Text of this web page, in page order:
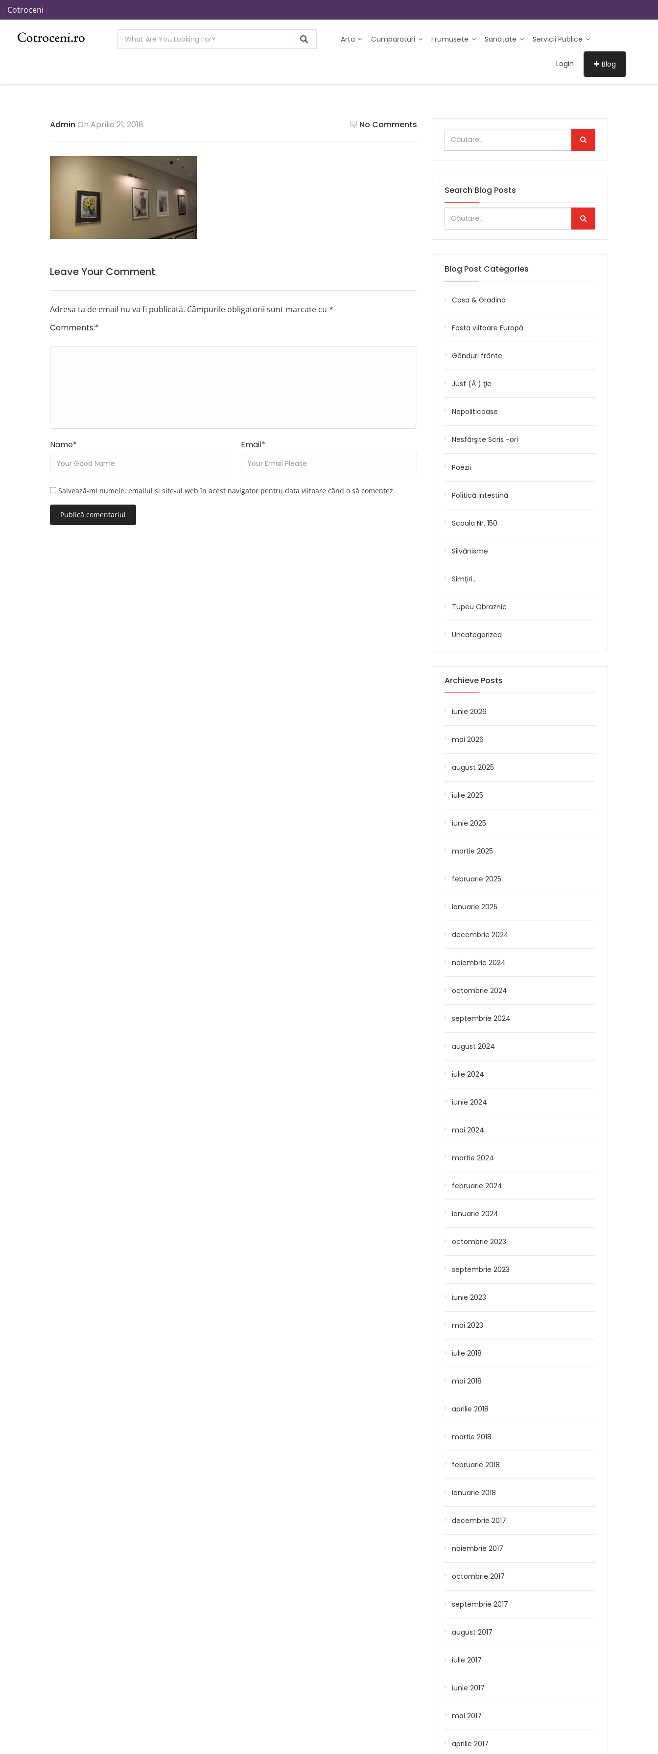
Cotroceni
Arta Cumparaturi Frumusete Sanatate Servicii Publice
Login Blog
Admin On Aprilie 21, 2018 No Comments
Leave Your Comment
Adresa ta de email nu va fi publicată. Câmpurile obligatorii sunt marcate cu *
Comments:*
Name* Email*
Salvează-mi numele, emailul și site-ul web în acest navigator pentru data viitoare când o să comentez.
Search Blog Posts
Blog Post Categories
Casa & Gradina
Fosta viitoare Europă
Gânduri frânte
Just (Ă ) ţie
Nepoliticoase
Nesfârşite Scris -ori
Poezii
Politică intestină
Scoala Nr. 150
Silvănisme
Simţiri…
Tupeu Obraznic
Uncategorized
Archieve Posts
iunie 2026
mai 2026
august 2025
iulie 2025
iunie 2025
martie 2025
februarie 2025
ianuarie 2025
decembrie 2024
noiembrie 2024
octombrie 2024
septembrie 2024
august 2024
iulie 2024
iunie 2024
mai 2024
martie 2024
februarie 2024
ianuarie 2024
octombrie 2023
septembrie 2023
iunie 2023
mai 2023
iulie 2018
mai 2018
aprilie 2018
martie 2018
februarie 2018
ianuarie 2018
decembrie 2017
noiembrie 2017
octombrie 2017
septembrie 2017
august 2017
iulie 2017
iunie 2017
mai 2017
aprilie 2017